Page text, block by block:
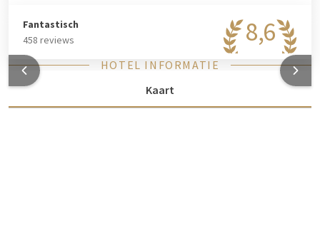
8,6
Fantastisch
458 reviews
HOTEL INFORMATIE
Kaart